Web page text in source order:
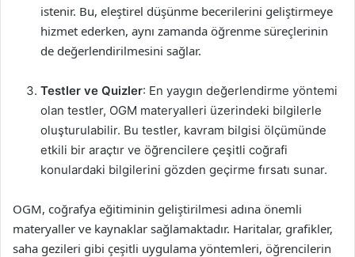
istenir. Bu, eleştirel düşünme becerilerini geliştirmeye
hizmet ederken, aynı zamanda öğrenme süreçlerinin
de değerlendirilmesini sağlar.
Testler ve Quizler: En yaygın değerlendirme yöntemi
olan testler, OGM materyalleri üzerindeki bilgilerle
oluşturulabilir. Bu testler, kavram bilgisi ölçümünde
etkili bir araçtır ve öğrencilere çeşitli coğrafi
konulardaki bilgilerini gözden geçirme fırsatı sunar.
OGM, coğrafya eğitiminin geliştirilmesi adına önemli
materyaller ve kaynaklar sağlamaktadır. Haritalar, grafikler,
saha gezileri gibi çeşitli uygulama yöntemleri, öğrencilerin